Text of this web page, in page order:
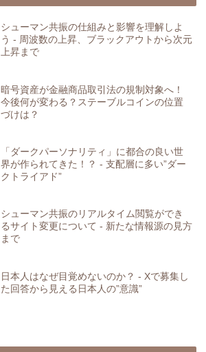
シューマン共振の仕組みと影響を理解しよ
う - 周波数の上昇、ブラックアウトから次元
上昇まで
暗号資産が金融商品取引法の規制対象へ！
今後何が変わる？ステーブルコインの位置
づけは？
「ダークパーソナリティ」に都合の良い世
界が作られてきた！？ - 支配層に多い”ダー
クトライアド”
シューマン共振のリアルタイム閲覧ができ
るサイト変更について - 新たな情報源の見方
まで
日本人はなぜ目覚めないのか？ - Xで募集し
た回答から見える日本人の”意識”